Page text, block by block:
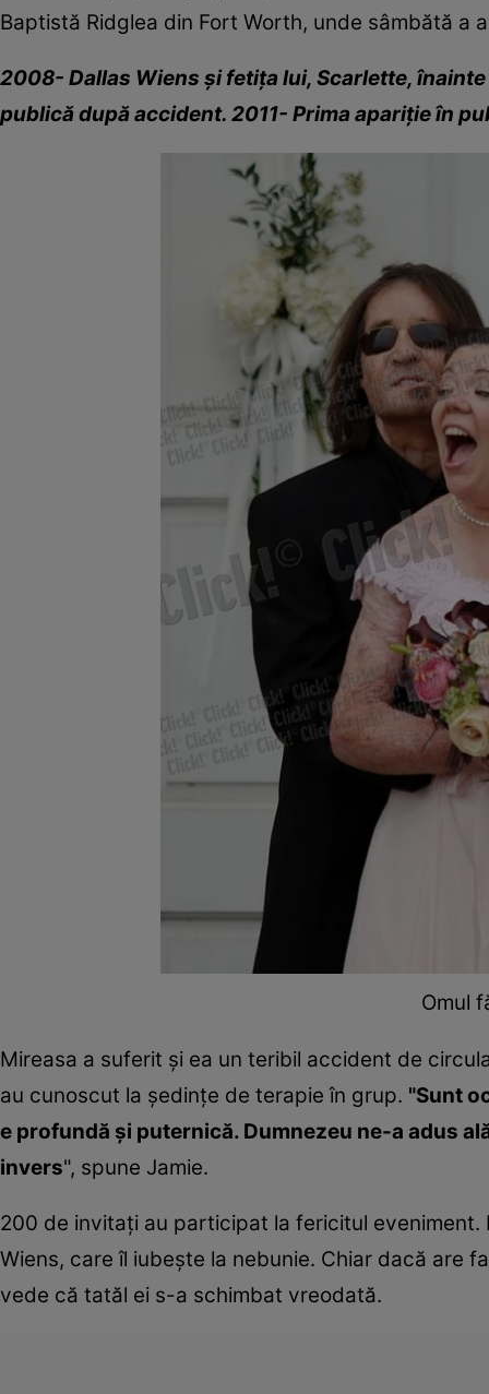
Baptistă Ridglea din Fort Worth, unde sâmbătă a
2008- Dallas Wiens şi fetiţa lui, Scarlette,
publică după accident. 2011- Prima apariţie în
Omul
Mireasa a suferit şi ea un teribil accident de
au cunoscut la şedinţe de terapie în grup. "Sunt
e profundă şi puternică. Dumnezeu ne-a adus
invers", spune Jamie.
200 de invitaţi au participat la fericitul
Wiens, care îl iubeşte la nebunie. Chiar dacă are
vede că tatăl ei s-a schimbat vreodată.